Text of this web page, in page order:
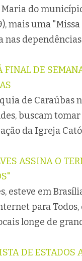
do
mais uma
nas
FINAL DE
de Caraúbas
buscam
da Igreja
ASSINA O
esteve em
para
longe de
DE ESTADOS